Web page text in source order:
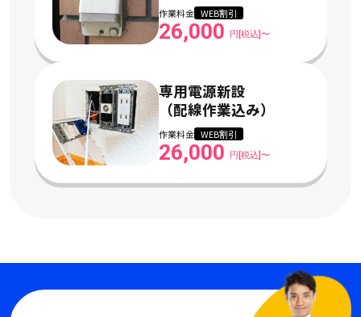
作業料金 WEB割引
26,000 円[税込]〜
専用電源新設
（配線作業込み）
作業料金 WEB割引
26,000 円[税込]〜